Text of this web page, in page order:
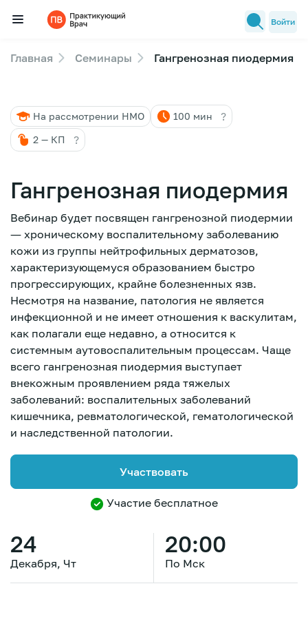
Семинары
Лекторы
FAQ
Зарегистрироваться
Войти
Главная Семинары Гангренозная пиодермия
На рассмотрении НМО 100 мин ?
2 — КП ?
24
Декабря, Чт
20:00
По Мск
Гангренозная пиодермия
Вебинар будет посвящен гангренозной пиодермии
― хроническому воспалительному заболеванию
кожи из группы нейтрофильных дерматозов,
характеризующемуся образованием быстро
прогрессирующих, крайне болезненных язв.
Несмотря на название, патология не является
инфекционной и не имеет отношения к васкулитам,
как полагали еще недавно, а относится к
системным аутовоспалительным процессам. Чаще
всего гангренозная пиодермия выступает
внекожным проявлением ряда тяжелых
заболеваний: воспалительных заболеваний
кишечника, ревматологической, гематологической
и наследственной патологии.
Участвовать
Участие бесплатное